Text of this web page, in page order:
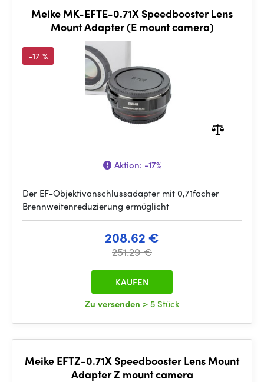
Meike MK-EFTE-0.71X Speedbooster Lens
Mount Adapter (E mount camera)
-17 %
Aktion: -17%
Der EF-Objektivanschlussadapter mit 0,71facher
Brennweitenreduzierung ermöglicht
208.62 €
251.29 €
Zu versenden > 5 Stück
KAUFEN
Meike EFTZ-0.71X Speedbooster Lens Mount
Adapter Z mount camera